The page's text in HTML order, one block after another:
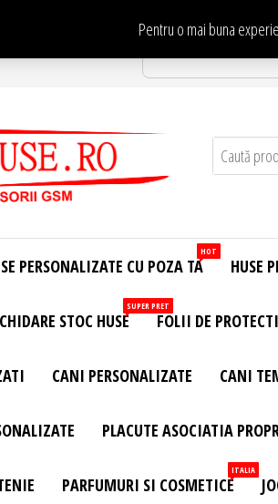
Pentru o mai buna
PERSONALIZATE CU POZA TA
HOT
HUSE
STOC HUSE
SUPER PRET
FOLII DE
CANI PERSONALIZATE CANI
PLACUTE ASOCIATIA
PARFUMURI SI COSMETICE
ITALIA